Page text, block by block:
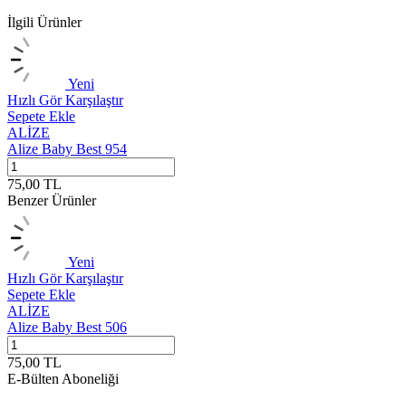
İlgili Ürünler
Yeni
Hızlı GörKarşılaştır
Sepete Ekle
ALİZE
Alize Baby Best 954
75,00 TL
Benzer Ürünler
Yeni
Hızlı GörKarşılaştır
Sepete Ekle
ALİZE
Alize Baby Best 506
75,00 TL
E-Bülten Aboneliği